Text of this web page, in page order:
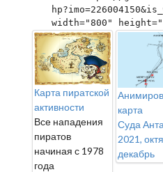
width="800"
Карта пиратской
активности
Все нападения
пиратов
начиная с 1978
года
карта
Суда
2021,
декабрь